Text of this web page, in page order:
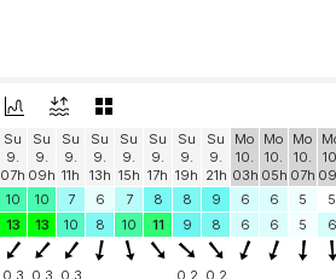
Su
9.
07h
Su
9.
09h
Su
9.
11h
Su
9.
13h
Su
9.
15h
Su
9.
17h
Su
9.
19h
Su
9.
21h
Mo
10.
03h
Mo
10.
05h
Mo
10.
07h
10 10 7 6 7 8 8 9 6 6 5
5
13 13 10 8 10 11 9 8 6 6 5 6
0.3 0.3 0.3 0.2 0.2